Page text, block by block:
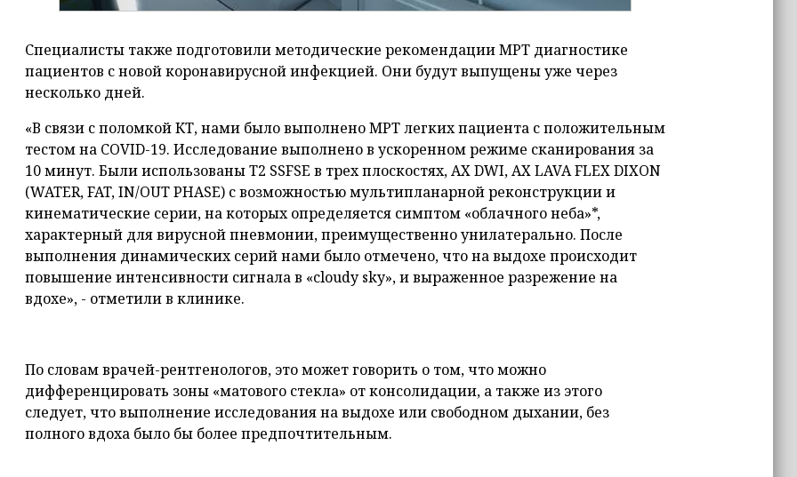
Специалисты также подготовили методические рекомендации МРТ диагностике
пациентов с новой коронавирусной инфекцией. Они будут выпущены уже через
несколько дней.
«В связи с поломкой КТ, нами было выполнено МРТ легких пациента с положительным
тестом на COVID-19. Исследование выполнено в ускоренном режиме сканирования за
10 минут. Были использованы Т2 SSFSE в трех плоскостях, AX DWI, AX LAVA FLEX DIXON
(WATER, FAT, IN/OUT PHASE) с возможностью мультипланарной реконструкции и
кинематические серии, на которых определяется симптом «облачного неба»*,
характерный для вирусной пневмонии, преимущественно унилатерально. После
выполнения динамических серий нами было отмечено, что на выдохе происходит
повышение интенсивности сигнала в «cloudy sky», и выраженное разрежение на
вдохе», - отметили в клинике.
По словам врачей-рентгенологов, это может говорить о том, что можно
дифференцировать зоны «матового стекла» от консолидации, а также из этого
следует, что выполнение исследования на выдохе или свободном дыхании, без
полного вдоха было бы более предпочтительным.